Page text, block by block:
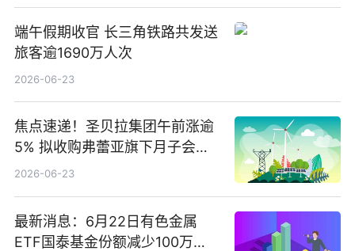
端午假期收官 长三角铁路共发送
旅客逾1690万人次
2026-06-23
焦点速递！圣贝拉集团午前涨逾
5% 拟收购弗蕾亚旗下月子会所
业务少数股权
2026-06-23
最新消息：6月22日有色金属
ETF国泰基金份额减少100万